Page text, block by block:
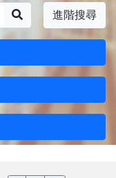
進階搜尋